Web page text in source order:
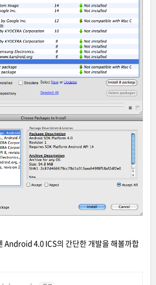
Android 4.0 ICS의 간단한 개발을 해볼까합